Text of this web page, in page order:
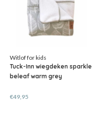
Witlof for kids
Tuck-Inn wiegdeken sparkle
beleaf warm grey
€49,95